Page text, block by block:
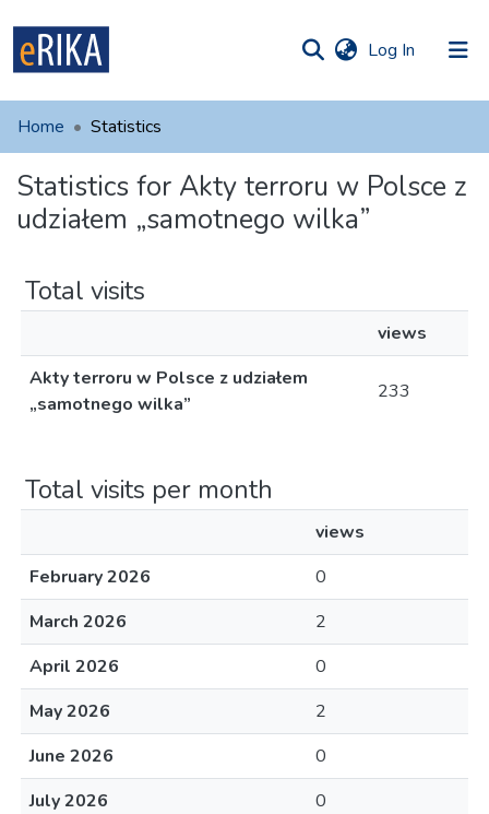
Log In (current)
UAFM
For authors
Contact
Home Statistics
Statistics for Akty terroru w Polsce z
udziałem „samotnego wilka”
Total visits
views
Akty terroru w Polsce z udziałem
„samotnego wilka”
233
Total visits per month
views
February 2026
0
March 2026
2
April 2026
0
May 2026
2
June 2026
0
July 2026
0